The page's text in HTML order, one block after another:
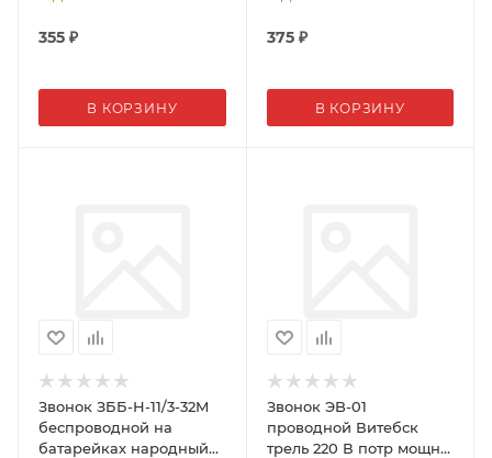
355 ₽
В КОРЗИНУ
375₽
В КОРЗИНУ
Звонок ЗББ-Н-11/3-32М
беспроводной на
батарейках народный
Звонок ЭB-01
проводной Витебск
трель 220 В потр мощн